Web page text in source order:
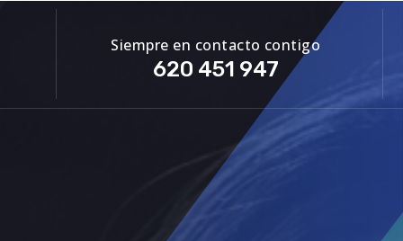
Siempre en contacto contigo
620 451 947